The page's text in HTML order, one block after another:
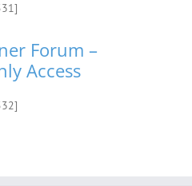
Forum –
Access